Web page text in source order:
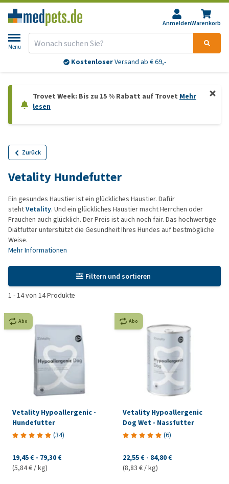
AnmeldenWarenkorb
Menu
KostenloserVersand ab € 69,-
Trovet Week: Bis zu 15 % Rabatt auf Trovet Mehr
lesen
Zurück
Vetality Hundefutter
Ein gesundes Haustier ist ein glückliches Haustier. Dafür
stehtVetality. Und ein glückliches Haustier macht Herrchen oder
Frauchen auch glücklich. Der Preis ist auch noch fair. Das hochwertige
Diätfutter unterstützt die Gesundheit Ihres Hundes auf bestmögliche
Weise.
Mehr Informationen
Filtern und sortieren
1 -14von 14Produkte
Abo
Vetality Hypoallergenic -
Hundefutter
(34)
19,45 € - 79,30 €
(5,84 € / kg)
Abo
Vetality Hypoallergenic
Dog Wet - Nassfutter
(6)
22,55 € - 84,80 €
(8,83 € / kg)